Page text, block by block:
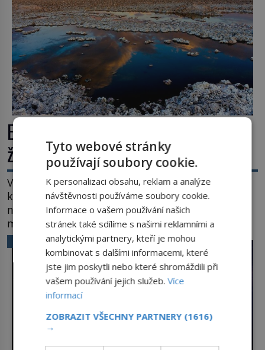
Extrémní podmínky na Zemi: Kde
život přežívá navzdory všemu
Vroucí voda, mráz hluboko pod bodem mrazu,
kyseliny, smrtící tlak i pouště, kde celé roky
nespadne jediná kapka deště. Na první pohled
místa, kde nemůže existovat vůbec nic. Přesto
právě tady vědci objevují organismy, které
posouvají hranice života. Každý nový nález mění
naše představy o tom, co všechno dokáže příroda a
napovídá, kde bychom jednou […]
VĚDA A TECHNIKA
Tyto webové stránky
používají soubory cookie.
K personalizaci obsahu, reklam a analýze
návštěvnosti používáme soubory cookie.
Informace o vašem používání našich
stránek také sdílíme s našimi reklamními a
analytickými partnery, kteří je mohou
kombinovat s dalšími informacemi, které
jste jim poskytli nebo které shromáždili při
vašem používání jejich služeb.Více
informací
ZOBRAZIT VŠECHNY PARTNERY (1616)
→